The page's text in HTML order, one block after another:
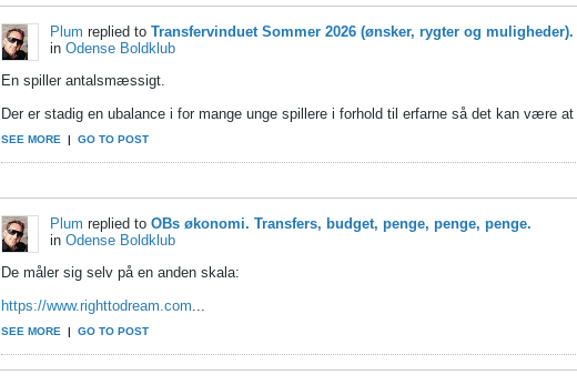
Plum replied to Transfervinduet Sommer 2026 (ønsker, rygter og muligheder).
in Odense Boldklub
En spiller antalsmæssigt.
Der er stadig en ubalance i for mange unge spillere i forhold til erfarne så det kan være
SEE MORE GO TO POST
Plum replied to OBs økonomi. Transfers, budget, penge, penge, penge.
in Odense Boldklub
De måler sig selv på en anden skala:
https://www.righttodream.com
SEE MORE | GO TO POST